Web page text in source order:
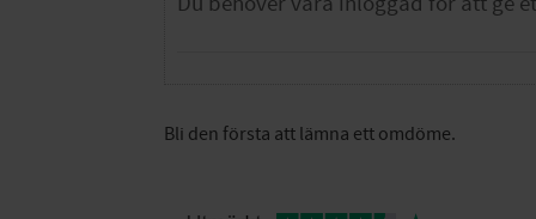
Bli den första att lämna ett omdöme.